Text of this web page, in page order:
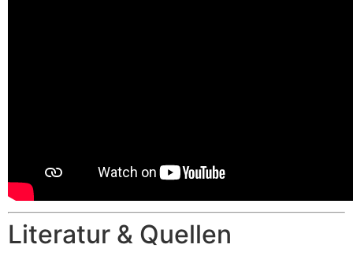
Literatur & Quellen